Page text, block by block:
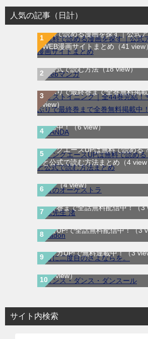
人気の記事（日計）
無料で読める漫画を探す｜公式
WEB漫画サイトまとめ （41 view）
WEB漫画サイト一覧｜ブラウザ
を公式で読む方法（18 view）
ラストイニング｜全44巻完結！
ぇぶりで最終巻まで全巻無料掲
view）
SANDA｜最新刊第3巻！マンガ
配信中！（6 view）
ヤングエースUPは無料で読める
と公式で読む方法まとめ （4 view
青のオーケストラ｜マンガワン
載中（4 view）
妹先生 渚｜全5巻完結！サンデ
最終巻まで全話無料配信中！（3
BADON-バードン-｜最新刊第8
ンガUP!で全話無料配信中！（3
君に二度目のさよならを。｜最
マンガUP!で無料連載中！（3
ダンス・ダンス・ダンスール｜
巻！全話無料で読める公式マン
（3 view）
サイト内検索